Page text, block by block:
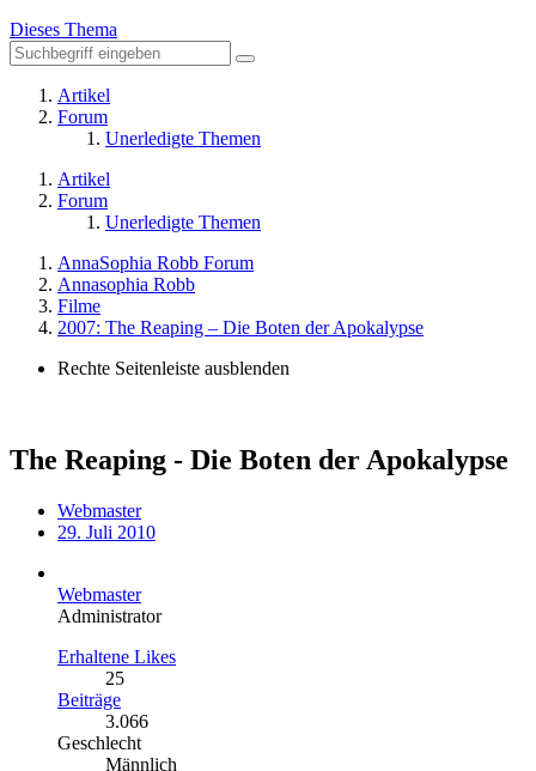
Dieses Thema
Artikel
Forum
Unerledigte Themen
Artikel
Forum
Unerledigte Themen
AnnaSophia Robb Forum
Annasophia Robb
Filme
2007: The Reaping – Die Boten der Apokalypse
Rechte Seitenleiste ausblenden
The Reaping - Die Boten der Apokalypse
Webmaster
29. Juli 2010
Webmaster
Administrator
Erhaltene Likes
25
Beiträge
3.066
Geschlecht
Männlich